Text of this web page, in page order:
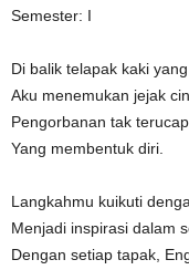
Semester: I
Di balik telapak kaki
Aku menemukan jejak
Pengorbanan tak terucap,
Yang membentuk diri.
Langkahmu kuikuti
Menjadi inspirasi dalam
Dengan setiap tapak,